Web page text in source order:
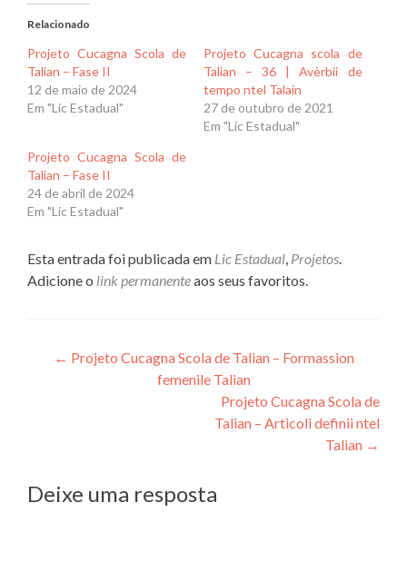
Relacionado
Projeto Cucagna Scola de
Talian – Fase II
12 de maio de 2024
Em "Lic Estadual"
Projeto Cucagna scola de
Talian – 36 | Avèrbii de
tempo ntel Talain
27 de outubro de 2021
Em "Lic Estadual"
Projeto Cucagna Scola de
Talian – Fase II
24 de abril de 2024
Em "Lic Estadual"
Esta entrada foi publicada em Lic Estadual, Projetos.
Adicione o link permanenteaos seus favoritos.
Navegação
← Projeto Cucagna Scola de Talian – Formassion
femenile Talian
Projeto Cucagna Scola de
Talian – Articoli definii ntel
Talian →
Deixe uma resposta